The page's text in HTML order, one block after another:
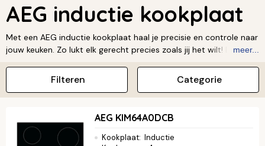
AEG inductie kookplaat
Met een AEG inductie kookplaat haal je precisie en controle naar
jouw keuken. Zo lukt elk gerecht precies zoals jij het wilt! Deze
waardoor je razendsnel schakelt tussen sudderen en koken. En
met de handige brug-functie maak je van twee kookzones één
grote, zodat je flexibeler en energiezuiniger kookt dan ooit. Klaar
om jouw kookplezier naar een hoger niveau te tillen? Ontdek het
complete aanbod van AEG nu bij Keukenloods!
meer...
Categorie
Filteren
AEG KIM64A0DCB
Kookplaat: Inductie